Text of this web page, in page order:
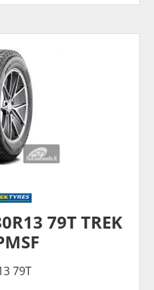
79T TREK
79T